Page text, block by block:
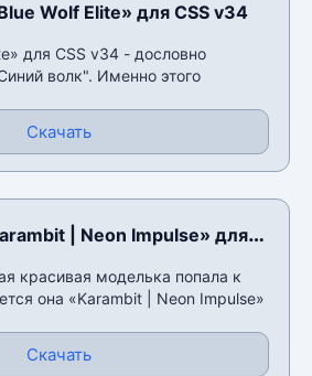
Wolf Elite» для CSS v34
для CSS v34 - дословно
волк". Именно этого
Скачать
| Neon Impulse» для
красивая моделька попала к
она «Karambit | Neon Impulse»
Скачать